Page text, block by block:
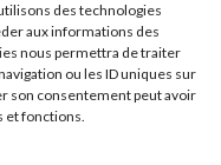
des technologies
aux informations des
nous permettra de traiter
ou les ID uniques sur
son consentement peut avoir
et fonctions.